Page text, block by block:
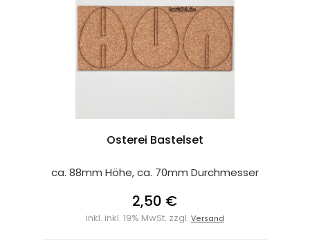
Osterei Bastelset
ca. 88mm Höhe, ca. 70mm Durchmesser
2,50 €
inkl. inkl. 19% MwSt. zzgl. Versand